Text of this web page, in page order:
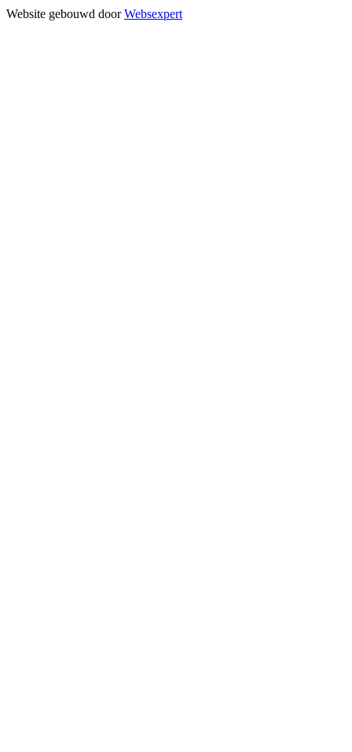
Website gebouwd doorWebsexpert